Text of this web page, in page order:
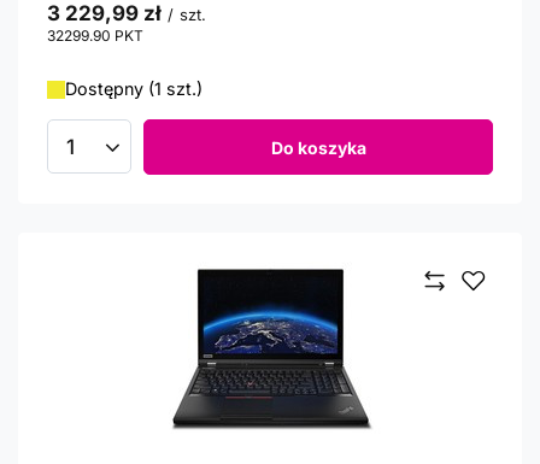
3 229,99 zł / szt.
32299.90 PKT
Dostępny (1 szt.)
Ilość produktów Do koszyka